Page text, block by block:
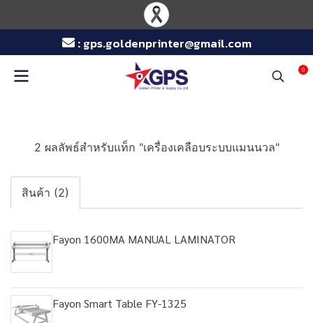
:gps.goldenprinter@gmail.com
0
2 ผลลัพธ์สำหรับแท็ก "เครื่องเคลือบระบบแมนนวล"
สินค้า (2)
Fayon 1600MA MANUAL LAMINATOR
Fayon Smart Table FY-1325